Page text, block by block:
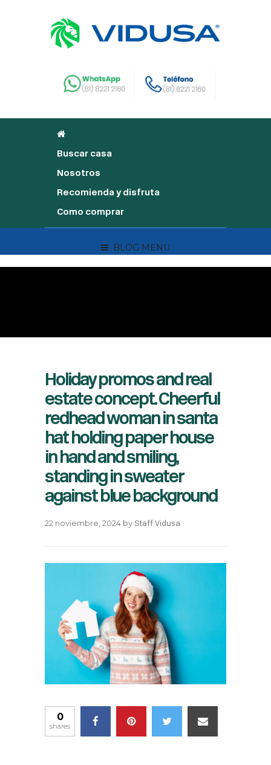
Buscar casa
Nosotros
Recomienda y disfruta
Como comprar
BLOG MENU
Holiday promos and real
estate concept. Cheerful
redhead woman in santa
hat holding paper house
in hand and smiling,
standing in sweater
against blue background
22 noviembre, 2024 by Staff Vidusa
0
shares